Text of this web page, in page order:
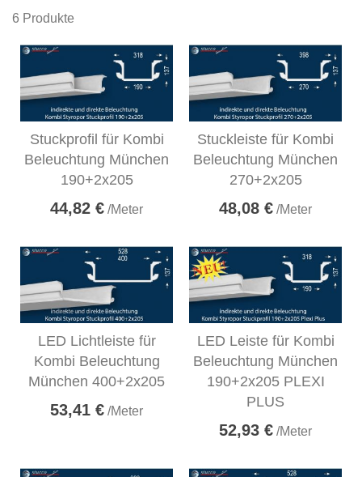
6 Produkte
Stuckprofil für Kombi
Beleuchtung München
190+2x205
44,82 € /Meter
Stuckleiste für Kombi
Beleuchtung München
270+2x205
48,08 € /Meter
LED Lichtleiste für
Kombi Beleuchtung
München 400+2x205
53,41 € /Meter
LED Leiste für Kombi
Beleuchtung München
190+2x205 PLEXI
PLUS
52,93 € /Meter